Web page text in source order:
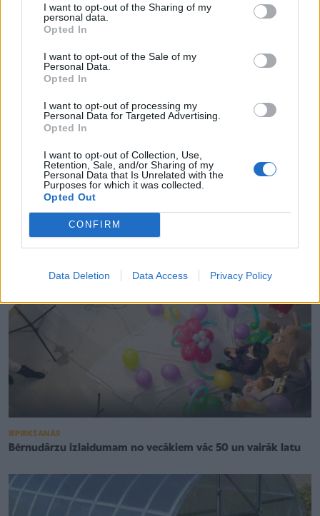
I want to opt-out of the Sharing of my
personal data.
Opted In
I want to opt-out of the Sale of my
Personal Data.
Opted In
I want to opt-out of processing my
Personal Data for Targeted Advertising.
Opted In
I want to opt-out of Collection, Use,
Retention, Sale, and/or Sharing of my
Personal Data that Is Unrelated with the
Purposes for which it was collected.
Opted Out
CONFIRM
Data Deletion Data Access Privacy Policy
IEPIRKŠANĀS
Kāpēc ieteicams apdrošināt bērna veselību un nedarbus?
IEPIRKŠANĀS
Bērnudārzu izlaidumam no vecākiem vāc 50 un vairāk latu